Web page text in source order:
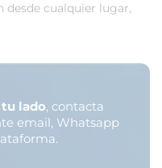
cualquier lugar,
lado, contacta
email, Whatsapp